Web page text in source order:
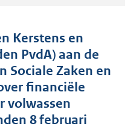
d
s
g
r
o
Kerstens en
PvdA) aan de
Sociale Zaken en
financiële
volwassen
8 februari